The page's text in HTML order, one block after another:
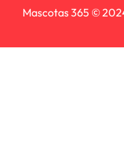
Mascotas 365 ©